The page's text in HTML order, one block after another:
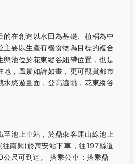
的在創造以水田為基礎、植稻為中
主要以生產有機食物為目標的複合
態池位於花東縱谷紐帶位置，也是
地，風景如詩如畫，更可觀賞都市
水悠遊畫面，登高遠眺，花東縱谷
至池上車站，於鼎東客運山線池上
南興)於萬安站下車，往197縣道
尺可到達。 搭乘公車：搭乘鼎